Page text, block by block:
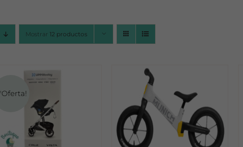
Mostrar 12 productos
DETALLES DETALLES